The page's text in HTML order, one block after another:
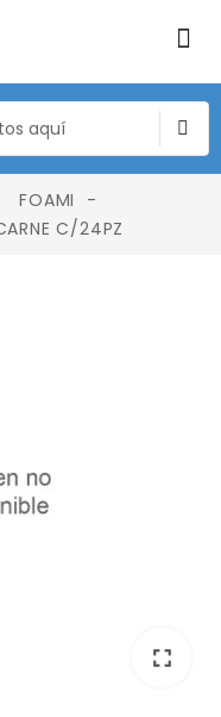
FOAMI
C/24PZ
fullscreen